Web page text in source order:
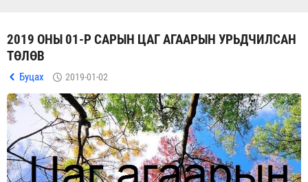
2019 ОНЫ 01-Р САРЫН ЦАГ АГААРЫН УРЬДЧИЛСАН
ТӨЛӨВ
Буцах 2019-01-02